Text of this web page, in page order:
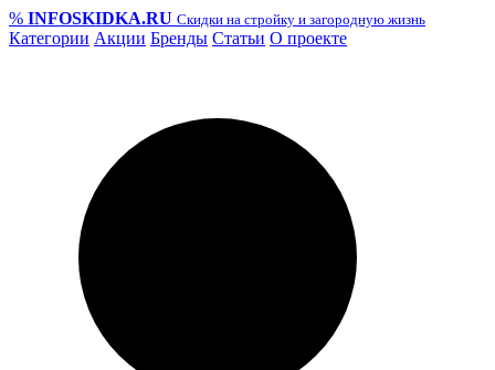
% INFOSKIDKA.RU Скидки на стройку и загородную жизнь
Категории Акции Бренды Статьи О проекте